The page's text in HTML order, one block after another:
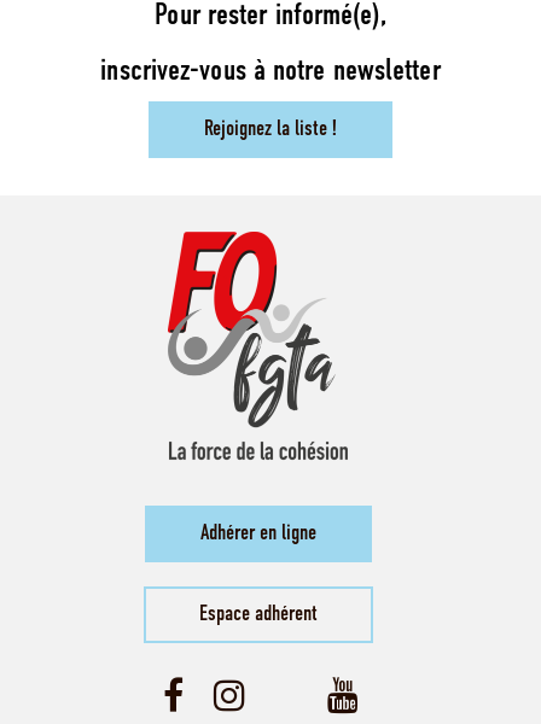
Pour rester informé(e),
inscrivez-vous à notre newsletter
Rejoignez la liste !
Adhérer en ligne
Espace adhérent